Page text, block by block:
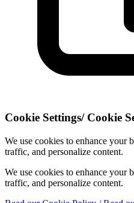
Cookie Settings/ Cookie
We use cookies to enhance your
traffic, and personalize content.
We use cookies to enhance your
traffic, and personalize content.